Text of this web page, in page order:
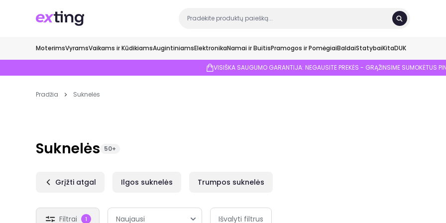
MoterimsVyramsVaikams ir KūdikiamsAugintiniamsElektronikaNamai ir BuitisPramogos ir PomėgiaiBaldaiStatybaiKitaDUK
VISIŠKA SAUGUMO GARANTIJA: NEGAUSITE PREKĖS - GRĄŽINSIME SUMOKĖTUS
Pradžia Suknelės
Suknelės 50+
Grįžti atgal Ilgos suknelės Trumpos suknelės
Filtrai 1 Išvalyti filtrus